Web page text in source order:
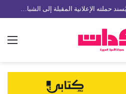
مع « The Next Ad » ، إنوي يُسند حملته الإعلانية المقبلة إلى الشباب المغربي